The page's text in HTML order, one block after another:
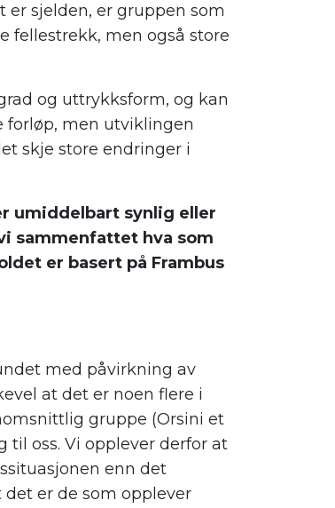
er sjelden, er gruppen som
fellestrekk, men også store
og uttrykksform, og kan
forløp, men utviklingen
skje store endringer i
umiddelbart synlig eller
sammenfattet hva som
er basert på Frambus
med påvirkning av
at det er noen flere i
gruppe (Orsini et
til oss. Vi opplever derfor at
enn det
er de som opplever